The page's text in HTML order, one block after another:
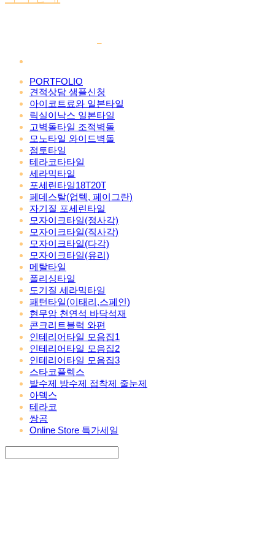
PORTFOLIO
견적상담 샘플신청
아이코트료와 일본타일
릭실이낙스 일본타일
고벽돌타일 조적벽돌
모노타일 와이드벽돌
점토타일
테라코타타일
세라믹타일
포세린타일18T20T
페데스탈(업텍, 페이그란)
자기질 포세린타일
모자이크타일(정사각)
모자이크타일(직사각)
모자이크타일(다각)
모자이크타일(유리)
메탈타일
폴리싱타일
도기질 세라믹타일
패턴타일(이태리,스페인)
현무암 천연석 바닥석재
콘크리트블럭 와편
인테리어타일 모음집1
인테리어타일 모음집2
인테리어타일 모음집3
스타코플렉스
발수제 방수제 접착제 줄눈제
아덱스
테라코
쌍곰
Online Store 특가세일